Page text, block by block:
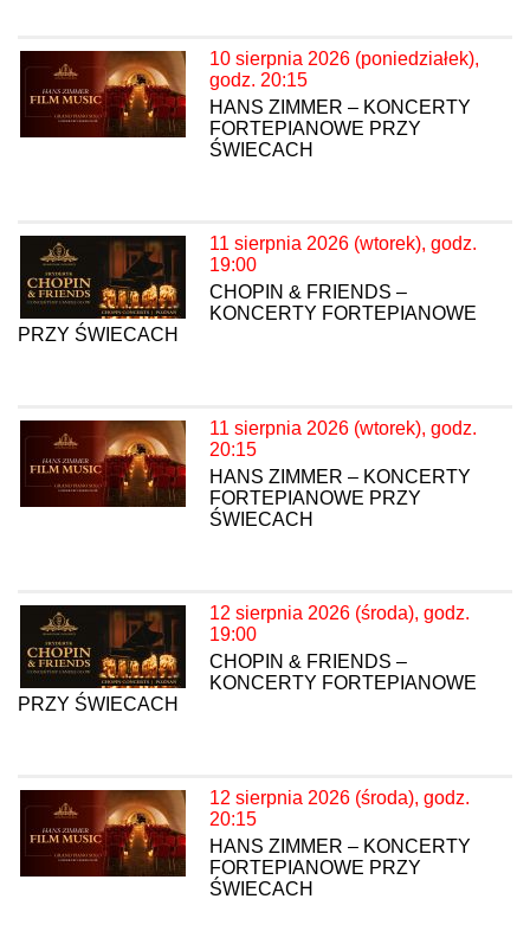
10 sierpnia 2026 (poniedziałek),
godz. 20:15
HANS ZIMMER – KONCERTY
FORTEPIANOWE PRZY
ŚWIECACH
11 sierpnia 2026 (wtorek), godz.
19:00
CHOPIN & FRIENDS –
KONCERTY FORTEPIANOWE
PRZY ŚWIECACH
11 sierpnia 2026 (wtorek), godz.
20:15
HANS ZIMMER – KONCERTY
FORTEPIANOWE PRZY
ŚWIECACH
12 sierpnia 2026 (środa), godz.
19:00
CHOPIN & FRIENDS –
KONCERTY FORTEPIANOWE
PRZY ŚWIECACH
12 sierpnia 2026 (środa), godz.
20:15
HANS ZIMMER – KONCERTY
FORTEPIANOWE PRZY
ŚWIECACH